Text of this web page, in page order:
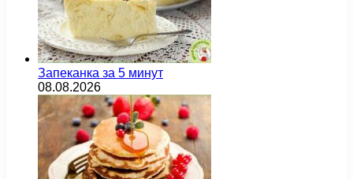
Запеканка за 5 минут
08.08.2026